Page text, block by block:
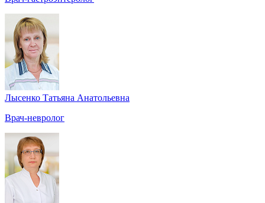
Лысенко Татьяна Анатольевна
Врач-невролог